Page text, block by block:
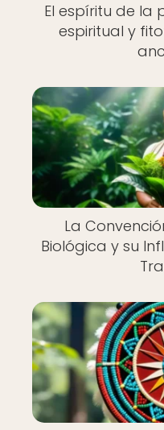
El espíritu de la
espiritual y
La
Biológica y su